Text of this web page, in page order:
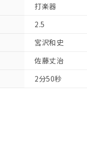
打楽器
2.5
宮沢和史
佐藤丈治
2分50秒